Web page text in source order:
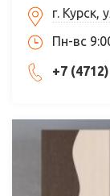
г. Курск,
Пн-вс
+7